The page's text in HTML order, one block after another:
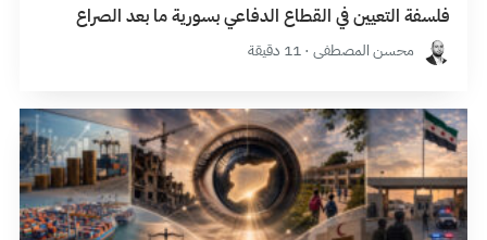
فلسفة التعيين في القطاع الدفاعي بسورية ما بعد الصراع
محسن المصطفى · 11 دقيقة